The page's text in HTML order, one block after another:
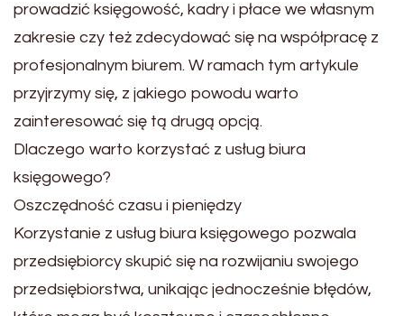
prowadzić księgowość, kadry i płace we własnym
zakresie czy też zdecydować się na współpracę z
profesjonalnym biurem. W ramach tym artykule
przyjrzymy się, z jakiego powodu warto
zainteresować się tą drugą opcją.
Dlaczego warto korzystać z usług biura
księgowego?
Oszczędność czasu i pieniędzy
Korzystanie z usług biura księgowego pozwala
przedsiębiorcy skupić się na rozwijaniu swojego
przedsiębiorstwa, unikając jednocześnie błędów,